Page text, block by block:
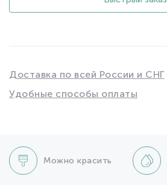
Доставка по всей России и СНГ
Удобные способы оплаты
Можно красить